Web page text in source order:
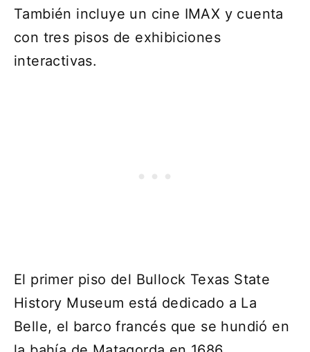
También incluye un cine IMAX y cuenta
con tres pisos de exhibiciones
interactivas.
El primer piso del Bullock Texas State
History Museum está dedicado a La
Belle, el barco francés que se hundió en